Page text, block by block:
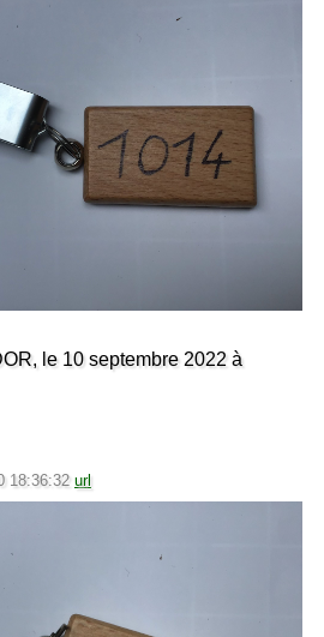
le 10 septembre 2022 à
18:36:32 url